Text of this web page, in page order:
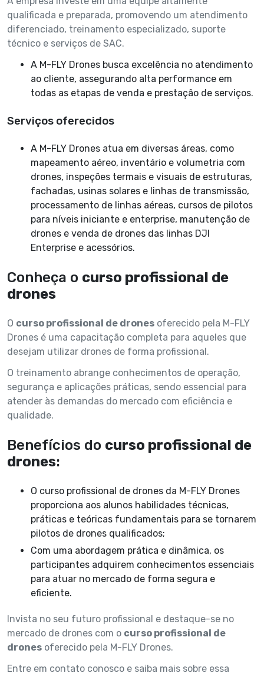
qualificada e preparada, promovendo um atendimento
diferenciado, treinamento especializado, suporte
técnico e serviços de SAC.
A M-FLY Drones busca excelência no atendimento
ao cliente, assegurando alta performance em
todas as etapas de venda e prestação de serviços.
Serviços oferecidos
A M-FLY Drones atua em diversas áreas, como
mapeamento aéreo, inventário e volumetria com
drones, inspeções termais e visuais de estruturas,
fachadas, usinas solares e linhas de transmissão,
processamento de linhas aéreas, cursos de pilotos
para níveis iniciante e enterprise, manutenção de
drones e venda de drones das linhas DJI
Enterprise e acessórios.
Conheça o curso profissional de
drones
O curso profissional de drones oferecido pela M-FLY
Drones é uma capacitação completa para aqueles que
desejam utilizar drones de forma profissional.
O treinamento abrange conhecimentos de operação,
segurança e aplicações práticas, sendo essencial para
atender às demandas do mercado com eficiência e
qualidade.
Benefícios do curso profissional de
drones:
O curso profissional de drones da M-FLY Drones
proporciona aos alunos habilidades técnicas,
práticas e teóricas fundamentais para se tornarem
pilotos de drones qualificados;
Com uma abordagem prática e dinâmica, os
participantes adquirem conhecimentos essenciais
para atuar no mercado de forma segura e
eficiente.
Invista no seu futuro profissional e destaque-se no
mercado de drones com o curso profissional de
drones oferecido pela M-FLY Drones.
Entre em contato conosco e saiba mais sobre essa